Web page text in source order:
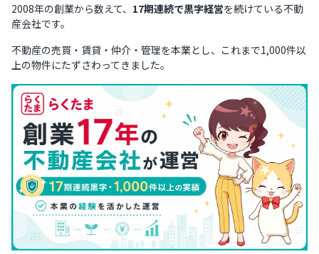
2008年の創業から数えて、 17期連続で黒字経営を続けている不動
産会社です。
不動産の売買・賃貸・仲介・管理を本業とし、これまで1,000件以
上の物件にたずさわってきました。